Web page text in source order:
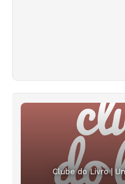
Clube do Livro |